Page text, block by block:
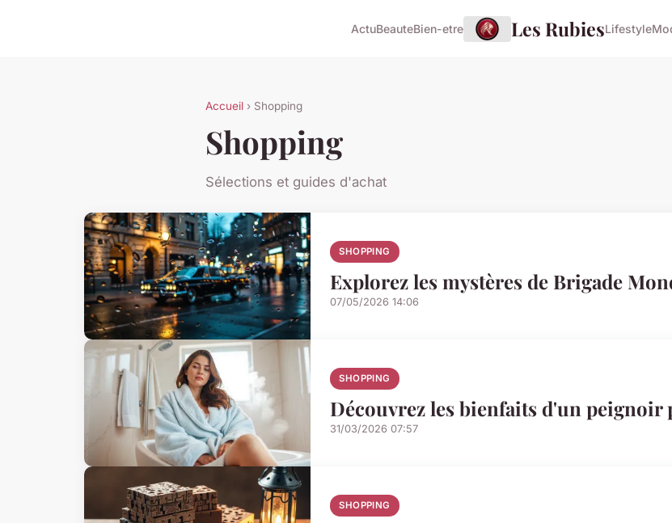
ActuBeauteBien-etre Les RubiesLifestyle
Accueil › Shopping
Shopping
Sélections et guides d'achat
SHOPPING
Explorez les mystères de Brigade
07/05/2026 14:06
SHOPPING
Découvrez les bienfaits d'un peignoir
31/03/2026 07:57
SHOPPING